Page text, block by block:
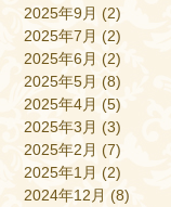
2025年9月 (2)
2025年7月 (2)
2025年6月 (2)
2025年5月 (8)
2025年4月 (5)
2025年3月 (3)
2025年2月 (7)
2025年1月 (2)
2024年12月 (8)